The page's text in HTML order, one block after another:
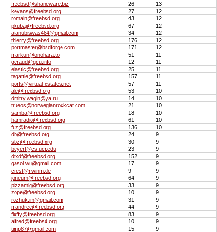
freebsd@shaneware.biz
26
13
kevans@freebsd.org
27
12
romain@freebsd.org
43
12
pkubaj@freebsd.org
67
12
atanubiswas484@gmail.com
34
12
thierry@freebsd.org
176
12
portmaster@bsdforge.com
171
12
markun@onohara.to
51
11
geraud@gcu.info
12
11
elastic@freebsd.org
25
11
tagattie@freebsd.org
157
11
ports@virtual-estates.net
57
11
ale@freebsd.org
53
10
dmitry.wagin@ya.ru
14
10
trueos@norwegianrockcat.com
21
10
samba@freebsd.org
18
10
hamradio@freebsd.org
61
10
fuz@freebsd.org
136
10
db@freebsd.org
24
9
sbz@freebsd.org
30
9
beyert@cs.ucr.edu
23
9
dtxdf@freebsd.org
152
9
gasol.wu@gmail.com
17
9
crest@rlwinm.de
9
9
joneum@freebsd.org
64
9
pizzamig@freebsd.org
33
9
zope@freebsd.org
10
9
rozhuk.im@gmail.com
31
9
mandree@freebsd.org
44
9
fluffy@freebsd.org
83
9
alfred@freebsd.org
10
9
timp87@gmail.com
15
9